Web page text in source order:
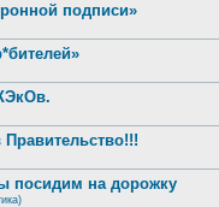
подписи»
посидим на дорожку